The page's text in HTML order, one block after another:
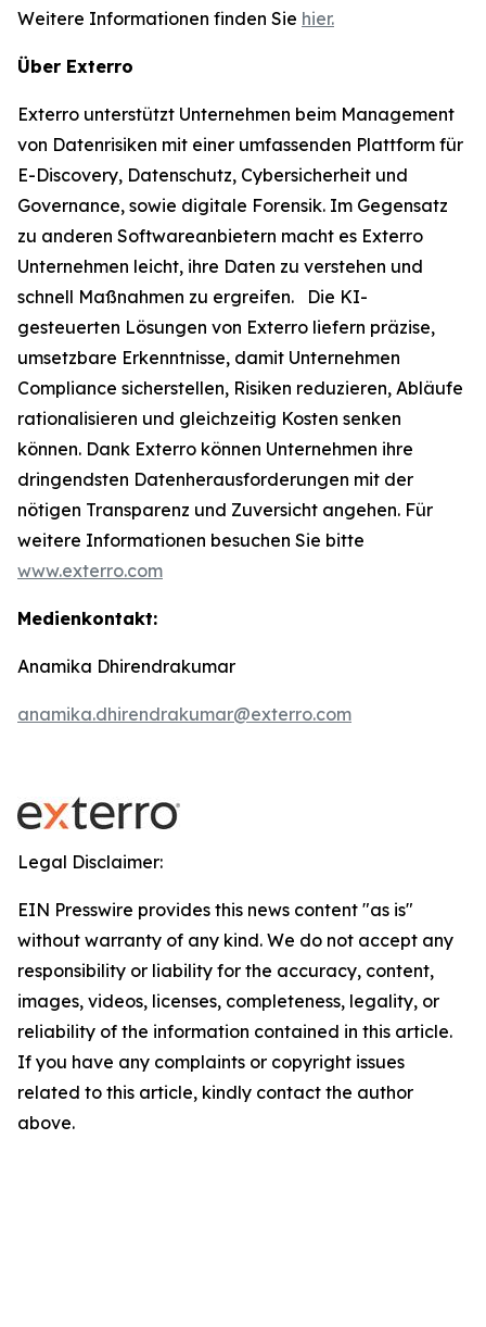
Weitere Informationen finden Sie hier.
Über Exterro
Exterro unterstützt Unternehmen beim Management
von Datenrisiken mit einer umfassenden Plattform für
E-Discovery, Datenschutz, Cybersicherheit und
Governance, sowie digitale Forensik. Im Gegensatz
zu anderen Softwareanbietern macht es Exterro
Unternehmen leicht, ihre Daten zu verstehen und
schnell Maßnahmen zu ergreifen. Die KI-
gesteuerten Lösungen von Exterro liefern präzise,
umsetzbare Erkenntnisse, damit Unternehmen
Compliance sicherstellen, Risiken reduzieren, Abläufe
rationalisieren und gleichzeitig Kosten senken
können. Dank Exterro können Unternehmen ihre
dringendsten Datenherausforderungen mit der
nötigen Transparenz und Zuversicht angehen. Für
weitere Informationen besuchen Sie bitte
www.exterro.com
Medienkontakt:
Anamika Dhirendrakumar
anamika.dhirendrakumar@exterro.com
Legal Disclaimer:
EIN Presswire provides this news content "as is"
without warranty of any kind. We do not accept any
responsibility or liability for the accuracy, content,
images, videos, licenses, completeness, legality, or
reliability of the information contained in this article.
If you have any complaints or copyright issues
related to this article, kindly contact the author
above.